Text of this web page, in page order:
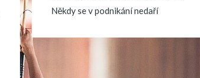
Někdy se v podnikání nedaří